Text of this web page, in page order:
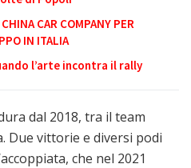
CAR COMPANY PER
IN ITALIA
l’arte incontra il rally
dal 2018, tra il team
Due vittorie e diversi podi
che nel 2021